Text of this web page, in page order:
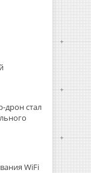
дрон стал
WiFi